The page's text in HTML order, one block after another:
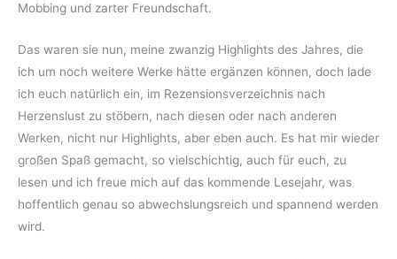
Mobbing und zarter Freundschaft.
Das waren sie nun, meine zwanzig Highlights des Jahres, die
ich um noch weitere Werke hätte ergänzen können, doch lade
ich euch natürlich ein, im Rezensionsverzeichnis nach
Herzenslust zu stöbern, nach diesen oder nach anderen
Werken, nicht nur Highlights, aber eben auch. Es hat mir wieder
großen Spaß gemacht, so vielschichtig, auch für euch, zu
lesen und ich freue mich auf das kommende Lesejahr, was
hoffentlich genau so abwechslungsreich und spannend werden
wird.